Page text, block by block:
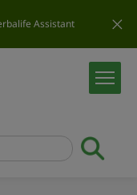
Assistant